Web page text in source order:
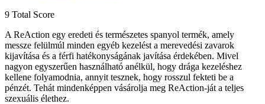
9 Total Score
A ReAction egy eredeti és természetes spanyol termék, amely
messze felülmúl minden egyéb kezelést a merevedési zavarok
kijavítása és a férfi hatékonyságának javítása érdekében. Mivel
nagyon egyszerűen használható anélkül, hogy drága kezeléshez
kellene folyamodnia, annyit tesznek, hogy rosszul fekteti be a
pénzét. Tehát mindenképpen vásárolja meg ReAction-ját a teljes
szexuális élethez.